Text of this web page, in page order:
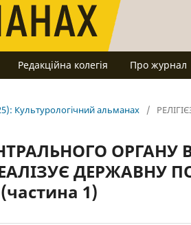
Редакційна колегія Про журнал
Культурологічний альманах /
ДЕРЖАВНУ
1)